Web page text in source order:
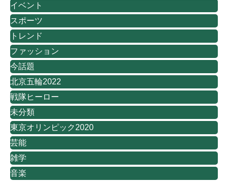
イベント
スポーツ
トレンド
ファッション
今話題
北京五輪2022
戦隊ヒーロー
未分類
東京オリンピック2020
芸能
雑学
音楽